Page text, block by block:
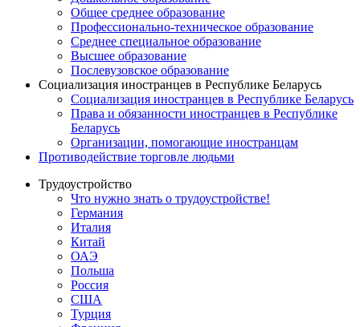
Общее среднее образование
Профессионально-техническое образование
Среднее специальное образование
Высшее образование
Послевузовское образование
Социализация иностранцев в Республике Беларусь
Социализация иностранцев в Республике Беларусь
Права и обязанности иностранцев в Республике
Беларусь
Oрганизации, помогающие иностранцам
Противодействие торговле людьми
Трудоустройство
Что нужно знать о трудоустройстве!
Германия
Италия
Китай
ОАЭ
Польша
Россия
США
Турция